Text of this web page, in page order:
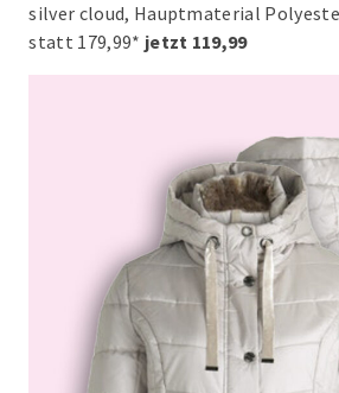
silver cloud, Hauptmaterial
statt 179,99* jetzt 119,99